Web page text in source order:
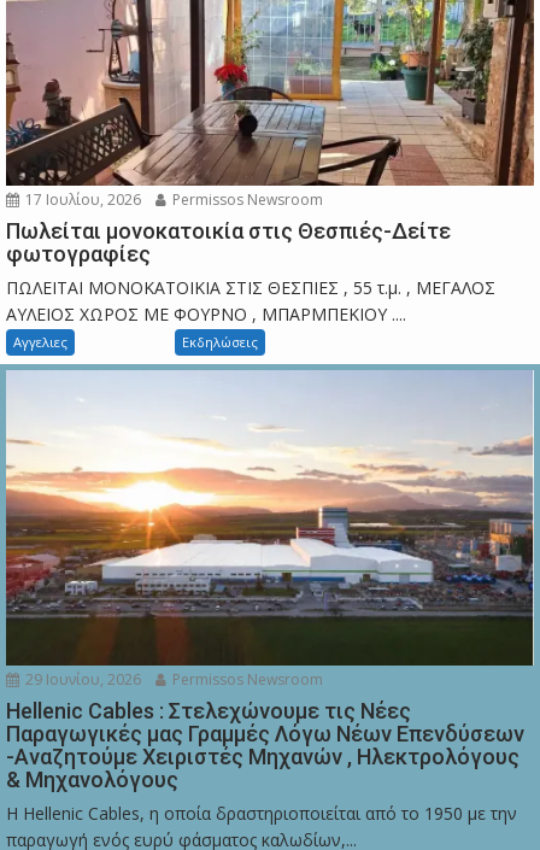
17 Ιουλίου, 2026 Permissos Newsroom
Πωλείται μονοκατοικία στις Θεσπιές-Δείτε
φωτογραφίες
ΠΩΛΕΙΤΑΙ ΜΟΝΟΚΑΤΟΙΚΙΑ ΣΤΙΣ ΘΕΣΠΙΕΣ , 55 τ.μ. , ΜΕΓΑΛΟΣ
ΑΥΛΕΙΟΣ ΧΩΡΟΣ ΜΕ ΦΟΥΡΝΟ , ΜΠΑΡΜΠΕΚΙΟΥ ....
Αγγελιες Εκδηλώσεις
29 Ιουνίου, 2026 Permissos Newsroom
Hellenic Cables : Στελεχώνουμε τις Νέες
Παραγωγικές μας Γραμμές Λόγω Νέων Επενδύσεων
-Αναζητούμε Χειριστές Μηχανών , Ηλεκτρολόγους
& Μηχανολόγους
Η Hellenic Cables, η οποία δραστηριοποιείται από το 1950 με την
παραγωγή ενός ευρύ φάσματος καλωδίων,...